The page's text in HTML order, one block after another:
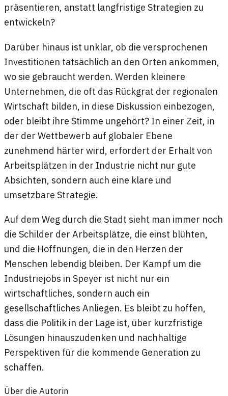
präsentieren, anstatt langfristige Strategien zu
entwickeln?
Darüber hinaus ist unklar, ob die versprochenen
Investitionen tatsächlich an den Orten ankommen,
wo sie gebraucht werden. Werden kleinere
Unternehmen, die oft das Rückgrat der regionalen
Wirtschaft bilden, in diese Diskussion einbezogen,
oder bleibt ihre Stimme ungehört? In einer Zeit, in
der der Wettbewerb auf globaler Ebene
zunehmend härter wird, erfordert der Erhalt von
Arbeitsplätzen in der Industrie nicht nur gute
Absichten, sondern auch eine klare und
umsetzbare Strategie.
Auf dem Weg durch die Stadt sieht man immer noch
die Schilder der Arbeitsplätze, die einst blühten,
und die Hoffnungen, die in den Herzen der
Menschen lebendig bleiben. Der Kampf um die
Industriejobs in Speyer ist nicht nur ein
wirtschaftliches, sondern auch ein
gesellschaftliches Anliegen. Es bleibt zu hoffen,
dass die Politik in der Lage ist, über kurzfristige
Lösungen hinauszudenken und nachhaltige
Perspektiven für die kommende Generation zu
schaffen.
Über die Autorin